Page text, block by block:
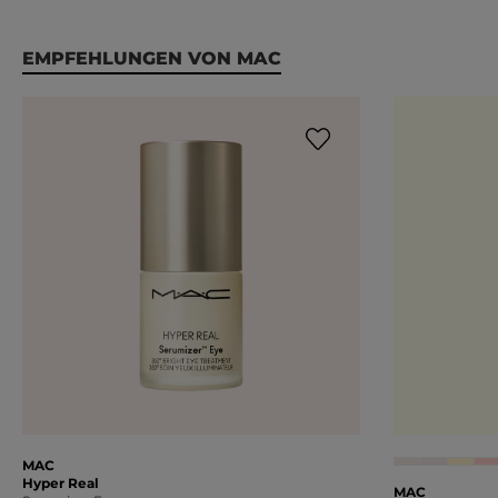
Produktgalerie überspringen
EMPFEHLUNGEN VON MAC
MAC
Hyper Real
MAC